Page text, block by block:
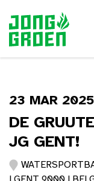
23 MAR
DE
JG GENT!